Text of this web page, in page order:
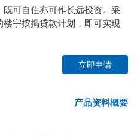
可自住亦可作长远投资。采
宇按揭贷款计划，即可实现
立即申请
产品资料概要